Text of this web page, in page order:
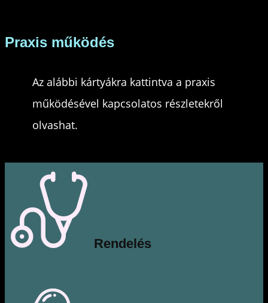
Praxis működés
Az alábbi kártyákra kattintva a praxis
működésével kapcsolatos részletekről
olvashat.
​Rendelés